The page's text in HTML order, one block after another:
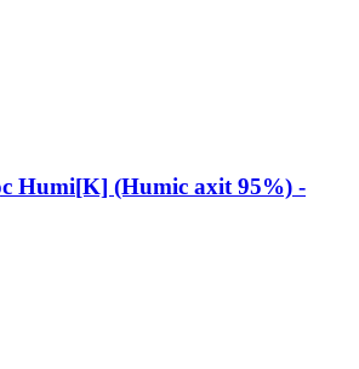
Humi[K] (Humic axit 95%) -